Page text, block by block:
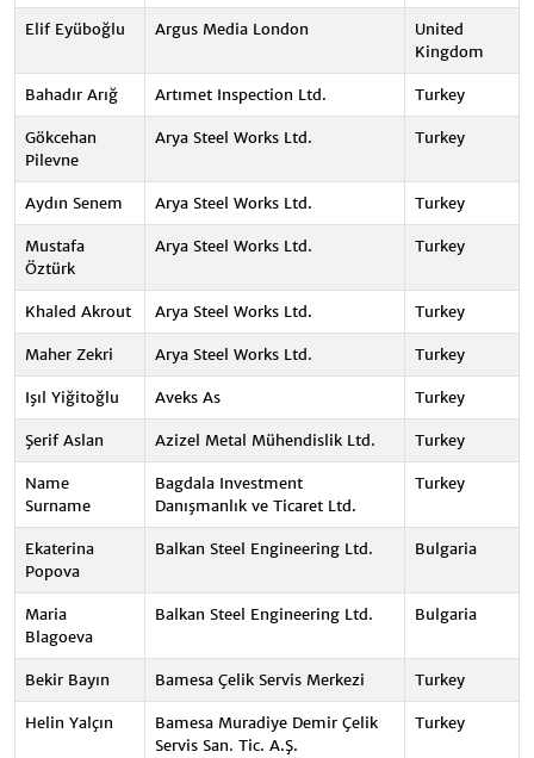
Elif Eyüboğlu Argus Media London
United
Kingdom
Bahadır Arığ Artımet Inspection Ltd. Turkey
Gökcehan
Pilevne
Arya Steel Works Ltd. Turkey
Aydın Senem Arya Steel Works Ltd. Turkey
Mustafa
Öztürk
Arya Steel Works Ltd. Turkey
Khaled Akrout Arya Steel Works Ltd. Turkey
Maher Zekri Arya Steel Works Ltd. Turkey
Işıl Yiğitoğlu Aveks As Turkey
Şerif Aslan Azizel Metal Mühendislik Ltd. Turkey
Name
Surname
Bagdala Investment
Danışmanlık ve Ticaret Ltd.
Turkey
Ekaterina
Popova
Balkan Steel Engineering Ltd. Bulgaria
Maria
Blagoeva
Balkan Steel Engineering Ltd. Bulgaria
Bekir Bayın Bamesa Çelik Servis Merkezi Turkey
Helin Yalçın
Bamesa Muradiye Demir Çelik
Servis San. Tic. A.Ş.
Turkey